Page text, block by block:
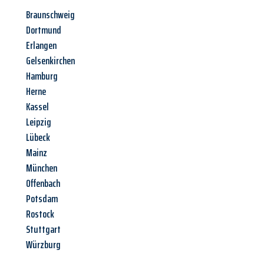
Braunschweig
Dortmund
Erlangen
Gelsenkirchen
Hamburg
Herne
Kassel
Leipzig
Lübeck
Mainz
München
Offenbach
Potsdam
Rostock
Stuttgart
Würzburg